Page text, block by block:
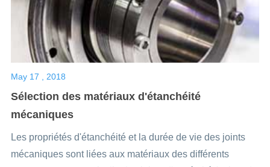
May 17 , 2018
Sélection des matériaux d'étanchéité
mécaniques
Les propriétés d'étanchéité et la durée de vie des joints
mécaniques sont liées aux matériaux des différents